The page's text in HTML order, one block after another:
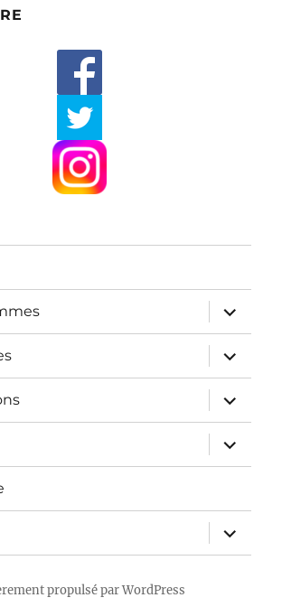
ouvrir
le
sous-
menu
ouvrir
le
sous-
menu
ouvrir
le
sous-
menu
ouvrir
le
sous-
ouvrir
le
sous-
propulsé par WordPress